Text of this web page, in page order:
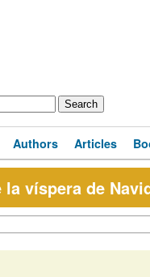
Authors Articles
víspera de